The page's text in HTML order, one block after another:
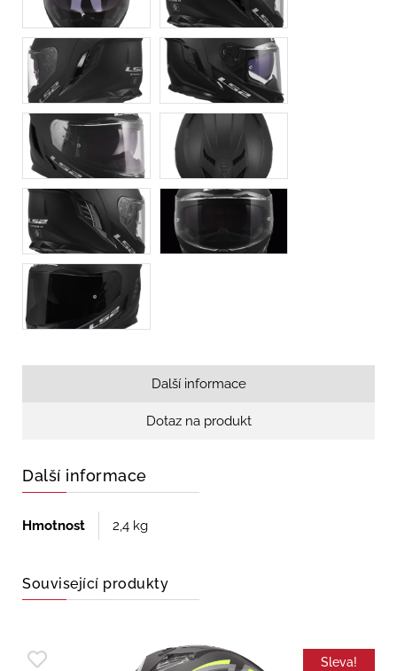
Další informace
Dotaz na produkt
Další informace
Hmotnost 2,4 kg
Související produkty
Sleva!